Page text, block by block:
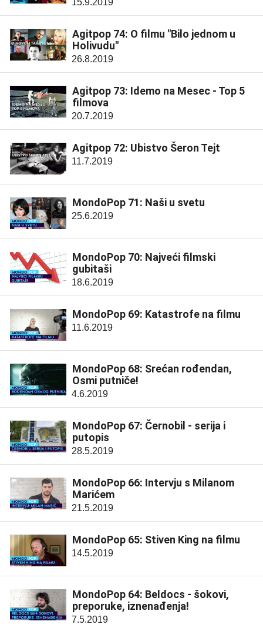
Agitpop 74: O filmu "Bilo jednom u
Holivudu"
26.8.2019
Agitpop 73: Idemo na Mesec - Top 5
filmova
20.7.2019
Agitpop 72: Ubistvo Šeron Tejt
11.7.2019
MondoPop 71: Naši u svetu
25.6.2019
MondoPop 70: Najveći filmski
gubitaši
18.6.2019
MondoPop 69: Katastrofe na filmu
11.6.2019
MondoPop 68: Srećan rođendan,
Osmi putniče!
4.6.2019
MondoPop 67: Černobil - serija i
putopis
28.5.2019
MondoPop 66: Intervju s Milanom
Marićem
21.5.2019
MondoPop 65: Stiven King na filmu
14.5.2019
MondoPop 64: Beldocs - šokovi,
preporuke, iznenađenja!
7.5.2019